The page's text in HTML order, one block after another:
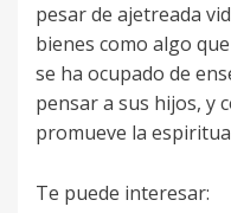
pesar de ajetreada
bienes como algo
se ha ocupado de
pensar a sus hijos, y
promueve la
Te puede interesar: